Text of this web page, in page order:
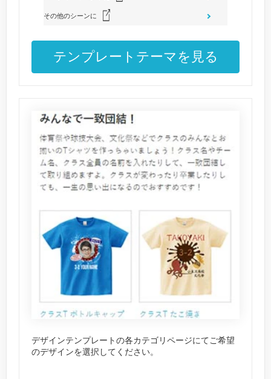
その他のシーンに
テンプレートテーマを見る
デザインテンプレートの各カテゴリページにてご希望
のデザインを選択してください。